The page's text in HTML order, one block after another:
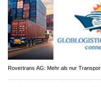
Rovertrans AG: Mehr als nur